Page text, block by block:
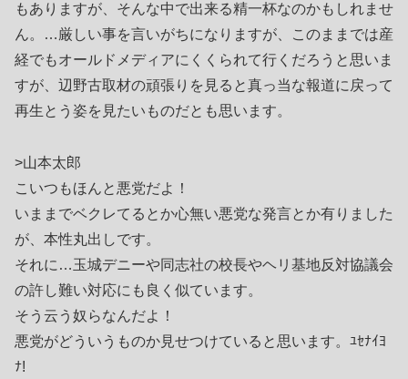
もありますが、そんな中で出来る精一杯なのかもしれませ
ん。…厳しい事を言いがちになりますが、このままでは産
経でもオールドメディアにくくられて行くだろうと思いま
すが、辺野古取材の頑張りを見ると真っ当な報道に戻って
再生とう姿を見たいものだとも思います。
>山本太郎
こいつもほんと悪党だよ！
いままでベクレてるとか心無い悪党な発言とか有りました
が、本性丸出しです。
それに…玉城デニーや同志社の校長やヘリ基地反対協議会
の許し難い対応にも良く似ています。
そう云う奴らなんだよ！
悪党がどういうものか見せつけていると思います。ﾕｾﾅｲﾖ
ﾅ!